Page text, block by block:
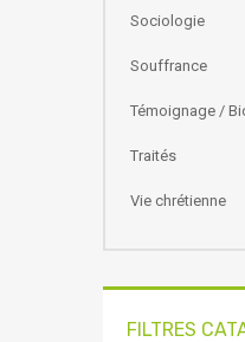
Sociologie
Souffrance
Témoignage /
Traités
Vie chrétienne
FILTRES